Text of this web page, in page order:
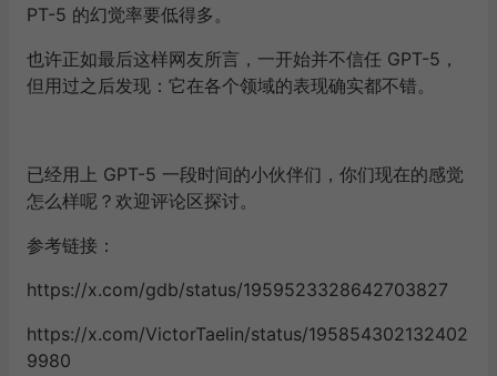
PT-5 的幻觉率要低得多。
也许正如最后这样网友所言，一开始并不信任 GPT-5，
但用过之后发现：它在各个领域的表现确实都不错。
已经用上 GPT-5 一段时间的小伙伴们，你们现在的感觉
怎么样呢？欢迎评论区探讨。
参考链接：
https://x.com/gdb/status/1959523328642703827
https://x.com/VictorTaelin/status/195854302132402
9980